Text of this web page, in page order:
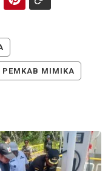
PEMKAB MIMIKA